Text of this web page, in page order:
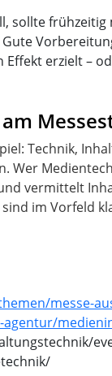
sollte
Effekt erzielt –
Technik,
Wer
vermittelt
im Vorfeld
messe-